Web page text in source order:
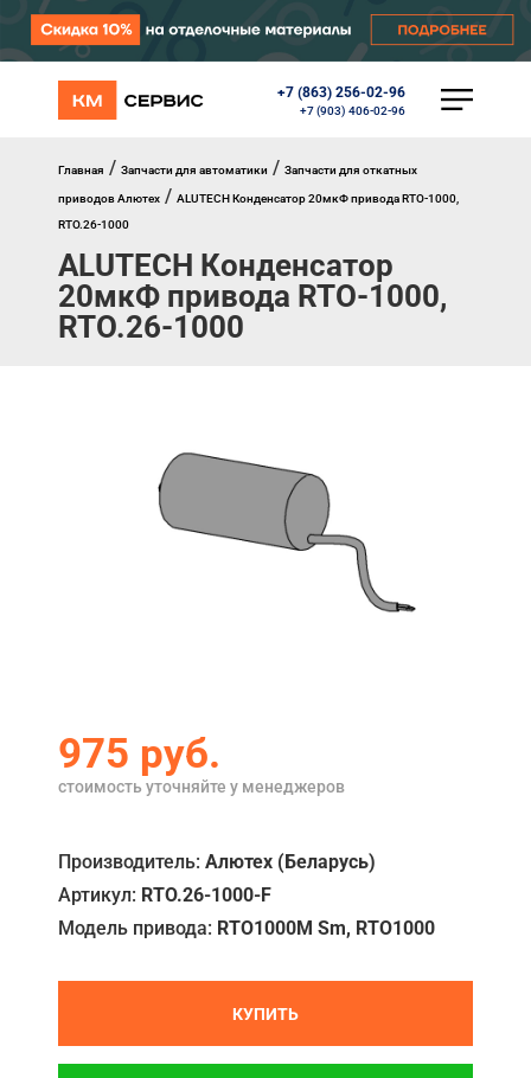
+7 (863) 256-02-96
+7 (903) 406-02-96
КАТАЛОГ
Перегрузочное оборудование
Уличные калитки
Шлагбаумы
Противопожарные ворота
Противопожарные шторы
Внешняя солнцезащита
Кредит
Где купить
Отзывы
Главная / Запчасти для автоматики / Запчасти для откатных
приводов Алютех / ALUTECH Конденсатор 20мкФ привода RTO-1000,
RTO.26-1000
ALUTECH Конденсатор
20мкФ привода RTO-1000,
RTO.26-1000
975 руб.
стоимость уточняйте у менеджеров
Производитель: Алютех (Беларусь)
Артикул: RTO.26-1000-F
Модель привода: RTO1000M Sm, RTO1000
КУПИТЬ